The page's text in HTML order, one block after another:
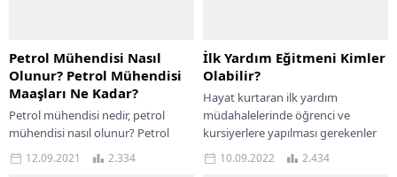
Petrol Mühendisi Nasıl
Olunur? Petrol Mühendisi
Maaşları Ne Kadar?
Petrol mühendisi nedir, petrol
mühendisi nasıl olunur? Petrol
mühendisliği, ham petrol ve
petrolle ilgili bütün çalışmaları
12.09.2021 2.334
İlk Yardım Eğitmeni Kimler
Olabilir?
Hayat kurtaran ilk yardım
müdahalelerinde öğrenci ve
kursiyerlere yapılması gerekenler
hakkında eğitim veren ilk yardım
eğitmenleridir. Son yıllarda sıklıkla
10.09.2022 2.434